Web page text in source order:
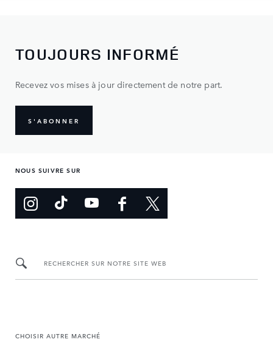
TOUJOURS INFORMÉ
Recevez vos mises à jour directement de notre part.
S'ABONNER
NOUS SUIVRE SUR
RECHERCHER SUR NOTRE SITE WEB
CHOISIR AUTRE MARCHÉ